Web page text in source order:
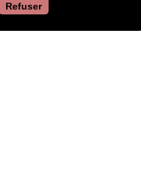
Refuser